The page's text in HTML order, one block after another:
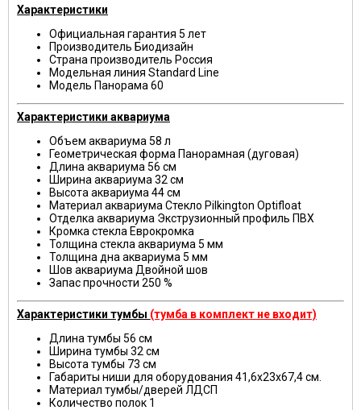
Характеристики
Официальная гарантия 5 лет
Производитель Биодизайн
Страна производитель Россия
Модельная линия Standard Line
Модель Панорама 60
Характеристики аквариума
Объем аквариума 58 л
Геометрическая форма Панорамная (дуговая)
Длина аквариума 56 см
Ширина аквариума 32 см
Высота аквариума 44 см
Материал аквариума Стекло Pilkington Optifloat
Отделка аквариума Экструзионный профиль ПВХ
Кромка стекла Еврокромка
Толщина стекла аквариума 5 мм
Толщина дна аквариума 5 мм
Шов аквариума Двойной шов
Запас прочности 250 %
Характеристики тумбы (тумба в комплект не входит)
Длина тумбы 56 см
Ширина тумбы 32 см
Высота тумбы 73 см
Габариты ниши для оборудования 41,6x23x67,4 см.
Материал тумбы/дверей ЛДСП
Количество полок 1